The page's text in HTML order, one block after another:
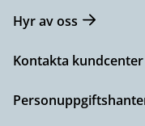
Hyr av oss
Kontakta kundcenter